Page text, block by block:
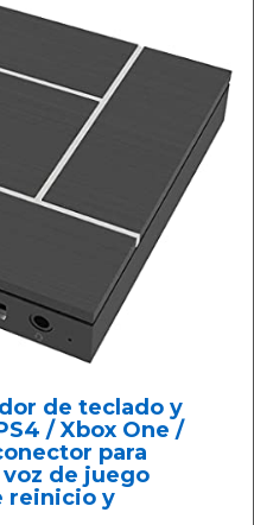
de teclado y
/ Xbox One /
para
de juego
reinicio y